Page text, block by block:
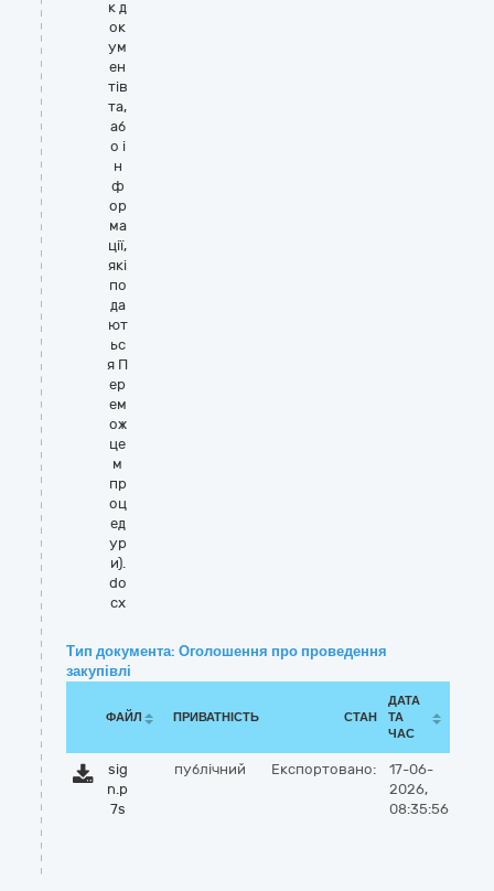
к д
ок
ум
ен
тів
та,
аб
о і
н
ф
ор
ма
ції,
які
по
да
ют
ьс
я П
ер
ем
ож
це
м
пр
оц
ед
ур
и).
do
cx
Тип документа: Оголошення про проведення
закупівлі
ФАЙЛ ПРИВАТНІСТЬ СТАН
ДАТА
ТА
ЧАС
sig
n.p
7s
публічний Експортовано:
17-06-
2026,
08:35:56